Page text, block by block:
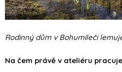
Rodinný dům v Bohumileči
Na čem právě v ateliéru